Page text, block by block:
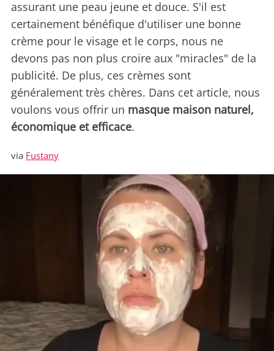
assurant une peau jeune et douce. S'il est
certainement bénéfique d'utiliser une bonne
crème pour le visage et le corps, nous ne
devons pas non plus croire aux "miracles" de la
publicité. De plus, ces crèmes sont
généralement très chères. Dans cet article, nous
voulons vous offrir un masque maison naturel,
économique et efficace.
via Fustany